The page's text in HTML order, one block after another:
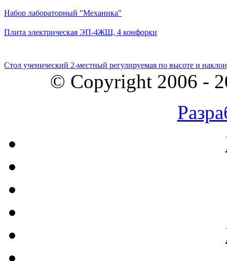
Набор лабораторный "Механика"
Плита электрическая ЭП-4ЖШ, 4 конфорки
Стол ученический 2-местный регулируемая по высоте и
© Copyright 2006 -